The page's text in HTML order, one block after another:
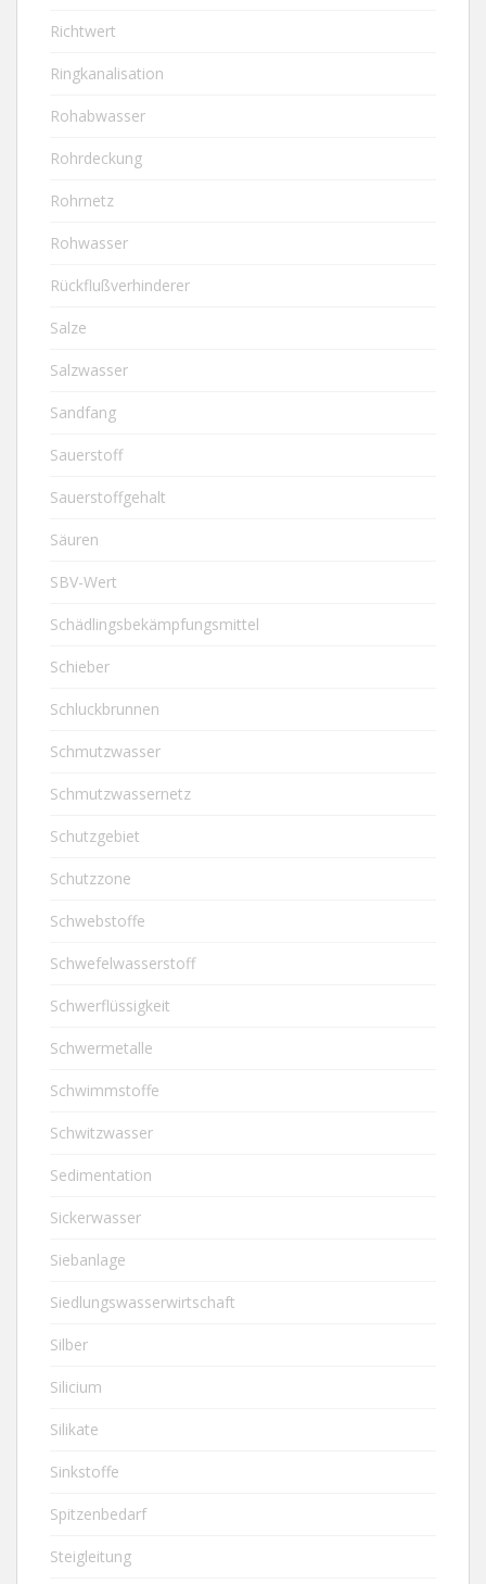
Richtwert
Ringkanalisation
Rohabwasser
Rohrdeckung
Rohrnetz
Rohwasser
Rückflußverhinderer
Salze
Salzwasser
Sandfang
Sauerstoff
Sauerstoffgehalt
Säuren
SBV-Wert
Schädlingsbekämpfungsmittel
Schieber
Schluckbrunnen
Schmutzwasser
Schmutzwassernetz
Schutzgebiet
Schutzzone
Schwebstoffe
Schwefelwasserstoff
Schwerflüssigkeit
Schwermetalle
Schwimmstoffe
Schwitzwasser
Sedimentation
Sickerwasser
Siebanlage
Siedlungswasserwirtschaft
Silber
Silicium
Silikate
Sinkstoffe
Spitzenbedarf
Steigleitung